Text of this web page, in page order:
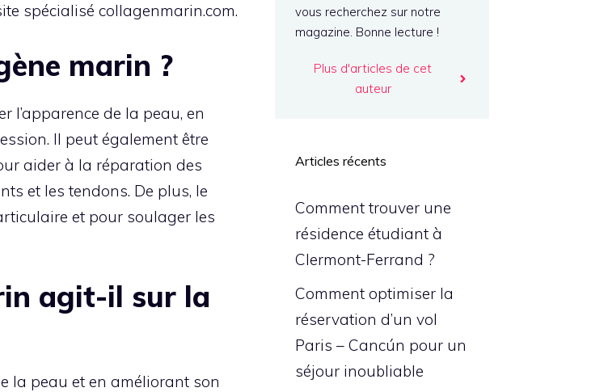
spécialisé collagenmarin.com.
marin ?
l’apparence de la peau, en
Il peut également être
aider à la réparation des
et les tendons. De plus, le
et pour soulager les
agit-il sur la
la peau et en améliorant son
vous recherchez sur notre
magazine. Bonne lecture !
Plus d'articles de cet
auteur
Articles récents
Comment trouver une
résidence étudiant à
Clermont-Ferrand ?
Comment optimiser la
réservation d’un vol
Paris – Cancún pour un
séjour inoubliable